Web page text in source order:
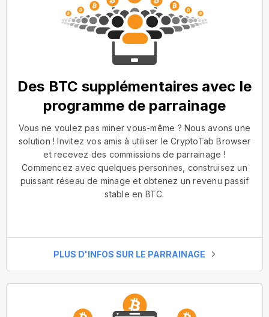
Des BTC supplémentaires avec le
programme de parrainage
Vous ne voulez pas miner vous-même ? Nous avons une
solution ! Invitez vos amis à utiliser le CryptoTab Browser
et recevez des commissions de parrainage !
Commencez avec quelques personnes, construisez un
puissant réseau de minage et obtenez un revenu passif
stable en BTC.
PLUS D'INFOS SUR LE PARRAINAGE